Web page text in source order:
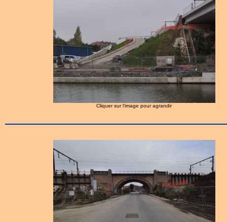
Cliquer sur l'image pour agrandir